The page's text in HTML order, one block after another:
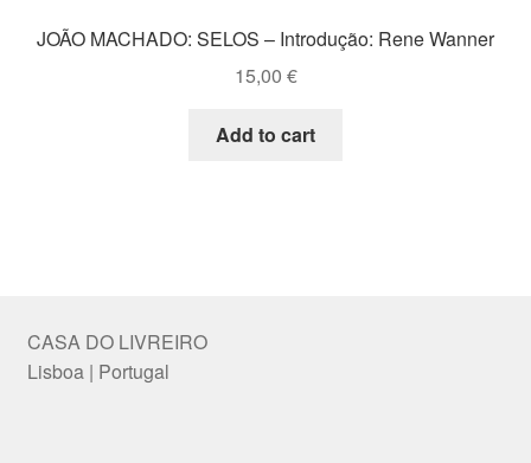
JOÃO MACHADO: SELOS – Introdução: Rene Wanner
15,00 €
Add to cart
CASA DO LIVREIRO
Lisboa | Portugal